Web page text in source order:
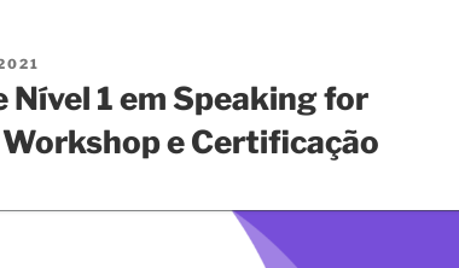
é
apenas
Nível 1 em Speaking for
Workshop e Certificação